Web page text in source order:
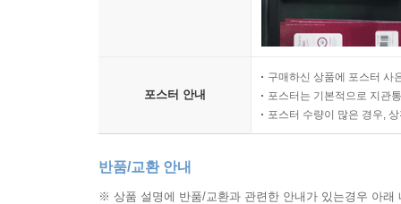
포스터 안내
구매하신 상품에 포스터 사
포스터는 기본적으로 지관
포스터 수량이 많은 경우,
반품/교환 안내
※ 상품 설명에 반품/교환과 관련한 안내가 있는경우 아